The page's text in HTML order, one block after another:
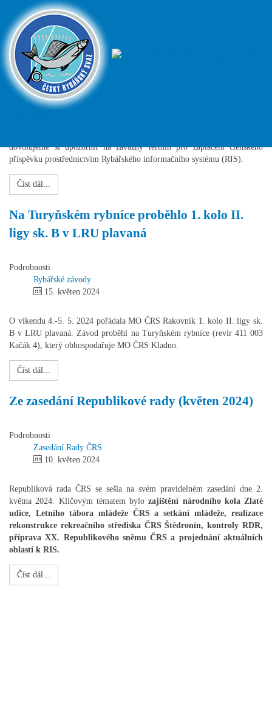
Upozornění pro MO: Konec lhůty pro platbu
členského příspěvku v RIS
Podrobnosti
Všeobecné
10. duben 2024
dovolujeme si upozornit na závazný termín pro zaplacení členského
příspěvku prostřednictvím Rybářského informačního systému (RIS).
Číst dál...
Na Turyňském rybníce proběhlo 1. kolo II.
ligy sk. B v LRU plavaná
Podrobnosti
Rybářské závody
15. květen 2024
O víkendu 4.-5. 5. 2024 pořádala MO ČRS Rakovník 1. kolo II. ligy sk.
B v LRU plavaná. Závod proběhl na Turyňském rybníce (revír 411 003
Kačák 4), který obhospodařuje MO ČRS Kladno.
Číst dál...
Ze zasedání Republikové rady (květen 2024)
Podrobnosti
Zasedání Rady ČRS
10. květen 2024
Republiková rada ČRS se sešla na svém pravidelném zasedání dne 2.
května 2024. Klíčovým tématem bylozajištění národního kola Zlaté
udice, Letního tábora mládeže ČRS a setkání mládeže, realizace
rekonstrukce rekreačního střediska ČRS Štědronín, kontroly RDR,
příprava XX. Republikového sněmu ČRS a projednání aktuálních
oblastí k RIS.
Číst dál...